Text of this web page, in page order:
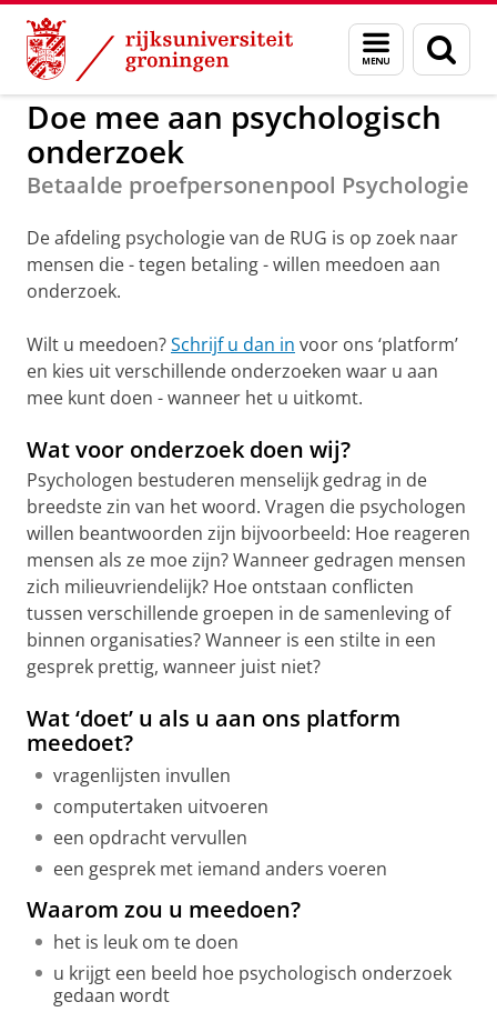
Skip
Content
Skip
Navigation
Menu
en
zoeken
GMW Onderzoek Psychologie
Doe mee aan psychologisch
onderzoek
Betaalde proefpersonenpool Psychologie
De afdeling psychologie van de RUG is op zoek naar
mensen die - tegen betaling - willen meedoen aan
onderzoek.
Wilt u meedoen?Schrijf u dan in voor ons ‘platform’
en kies uit verschillende onderzoeken waar u aan
mee kunt doen - wanneer het u uitkomt.
Wat voor onderzoek doen wij?
Psychologen bestuderen menselijk gedrag in de
breedste zin van het woord. Vragen die psychologen
willen beantwoorden zijn bijvoorbeeld: Hoe reageren
mensen als ze moe zijn? Wanneer gedragen mensen
zich milieuvriendelijk? Hoe ontstaan conflicten
tussen verschillende groepen in de samenleving of
binnen organisaties? Wanneer is een stilte in een
gesprek prettig, wanneer juist niet?
Wat ‘doet’ u als u aan ons platform
meedoet?
vragenlijsten invullen
computertaken uitvoeren
een opdracht vervullen
een gesprek met iemand anders voeren
Waarom zou u meedoen?
het is leuk om te doen
u krijgt een beeld hoe psychologisch onderzoek
gedaan wordt